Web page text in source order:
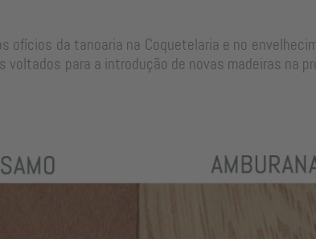
ofícios da tanoaria na Coquetelaria e no
para a introdução de novas madeiras na